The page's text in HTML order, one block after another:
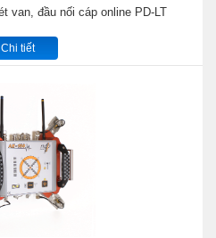
van, đầu nối cáp online PD-LT
Chi tiết